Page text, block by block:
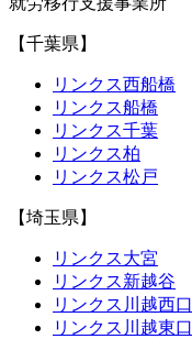
【千葉県】
リンクス西船橋
リンクス船橋
リンクス千葉
リンクス柏
リンクス松戸
【埼玉県】
リンクス大宮
リンクス新越谷
リンクス川越西口
リンクス川越東口